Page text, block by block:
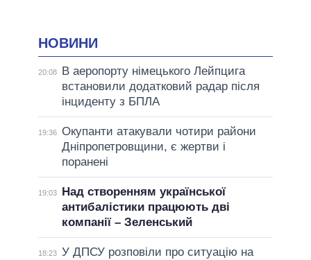
НОВИНИ
20:08
В аеропорту німецького Лейпцига
встановили додатковий радар після
інциденту з БПЛА
19:36 Окупанти атакували чотири райони
Дніпропетровщини, є жертви і
поранені
19:03
Над створенням української
антибалістики працюють дві
компанії – Зеленський
18:23 У ДПСУ розповіли про ситуацію на